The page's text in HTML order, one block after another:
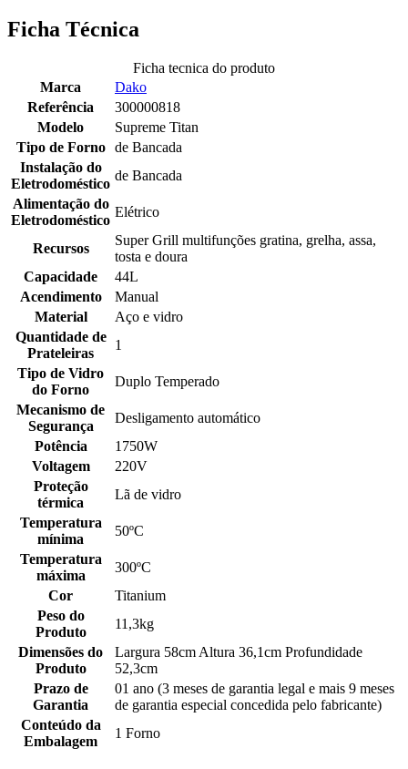
Ficha Técnica
Ficha tecnica do produto
Marca
Dako
Referência
300000818
Modelo
Supreme Titan
Tipo de Forno
de Bancada
Instalação do
Eletrodoméstico
de Bancada
Alimentação do
Eletrodoméstico
Elétrico
Recursos
Super Grill multifunções gratina, grelha, assa,
tosta e doura
Capacidade
44L
Acendimento
Manual
Material
Aço e vidro
Quantidade de
Prateleiras
1
Tipo de Vidro
do Forno
Duplo Temperado
Mecanismo de
Segurança
Desligamento automático
Potência
1750W
Voltagem
220V
Proteção
térmica
Lã de vidro
Temperatura
mínima
50ºC
Temperatura
máxima
300ºC
Cor
Titanium
Peso do
Produto
11,3kg
Dimensões do
Produto
Largura 58cm Altura 36,1cm Profundidade
52,3cm
Prazo de
Garantia
01 ano (3 meses de garantia legal e mais 9 meses
de garantia especial concedida pelo fabricante)
Conteúdo da
Embalagem
1 Forno